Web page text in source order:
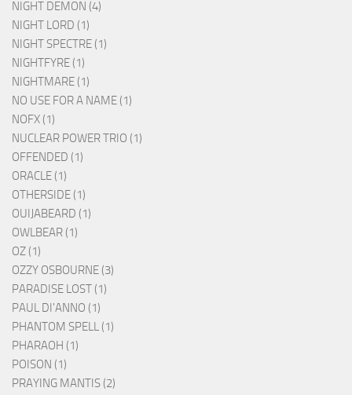
NIGHT DEMON (4)
NIGHT LORD (1)
NIGHT SPECTRE (1)
NIGHTFYRE (1)
NIGHTMARE (1)
NO USE FOR A NAME (1)
NOFX (1)
NUCLEAR POWER TRIO (1)
OFFENDED (1)
ORACLE (1)
OTHERSIDE (1)
OUIJABEARD (1)
OWLBEAR (1)
OZ (1)
OZZY OSBOURNE (3)
PARADISE LOST (1)
PAUL DI'ANNO (1)
PHANTOM SPELL (1)
PHARAOH (1)
POISON (1)
PRAYING MANTIS (2)